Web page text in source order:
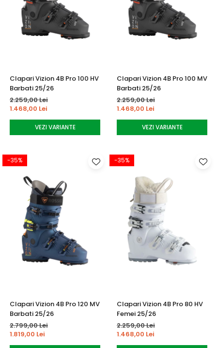
Clapari Vizion 4B Pro 100 HV
Barbati 25/26
2.259,00 Lei
1.468,00 Lei
VEZI VARIANTE
Clapari Vizion 4B Pro 100 MV
Barbati 25/26
2.259,00 Lei
1.468,00 Lei
VEZI VARIANTE
-35%
Clapari Vizion 4B Pro 120 MV
Barbati 25/26
2.799,00 Lei
1.819,00 Lei
-35%
Clapari Vizion 4B Pro 80 HV
Femei 25/26
2.259,00 Lei
1.468,00 Lei